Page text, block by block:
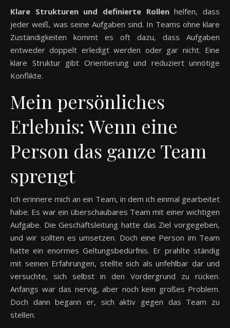
Klare Strukturen und definierte Rollenhelfen, dass
jeder weiß, was seine Aufgaben sind. In Teams ohne klare
Zuständigkeiten kommt es oft dazu, dass Aufgaben
entweder doppelt erledigt werden oder gar nicht. Eine
klare Struktur gibt Orientierung und reduziert unnötige
Konflikte.
Mein persönliches
Erlebnis: Wenn eine
Person das ganze Team
sprengt
Ich erinnere mich an ein Team, in dem ich einmal gearbeitet
habe. Es war ein überschaubares Team mit einer wichtigen
Aufgabe. Die Geschäftsleitung hatte das Ziel vorgegeben,
und wir sollten es umsetzen. Doch eine Person im Team
hatte ein enormes Geltungsbedürfnis. Er prahlte ständig
mit seinen Erfahrungen, stellte sich als unfehlbar dar und
versuchte, sich selbst in den Vordergrund zu rücken.
Anfangs war das nervig, aber noch kein großes Problem.
Doch dann begann er, sich aktiv gegen das Team zu
stellen.